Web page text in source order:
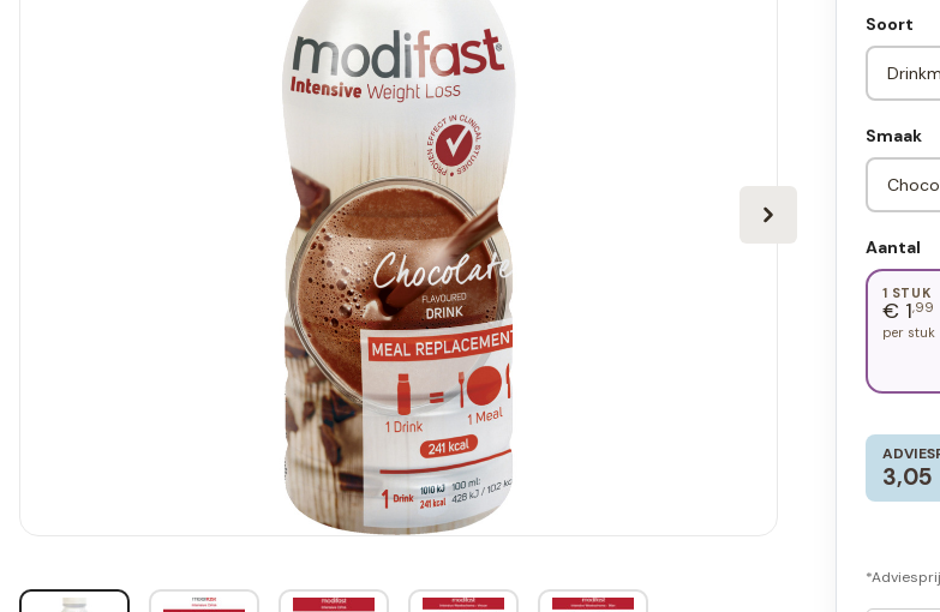
Soort
Smaak
Aantal
1 STUK
€ 1,99
per stuk
3,05